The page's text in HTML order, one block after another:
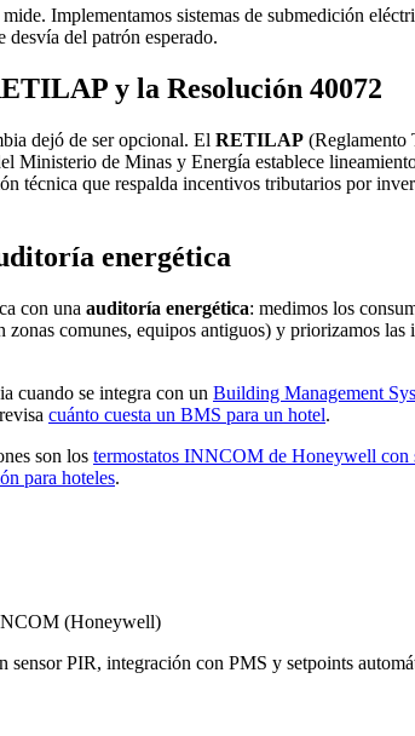
Implementamos sistemas de submedición
desvía del patrón esperado.
y la Resolución 40072
dejó de ser opcional. El RETILAP (Reglamento
Ministerio de Minas y Energía establece
técnica que respalda incentivos tributarios por
energética
con una auditoría energética: medimos los
zonas comunes, equipos antiguos) y priorizamos
cuando se integra con un Building Management
cuánto cuesta un BMS para un hotel.
son los termostatos INNCOM de Honeywell con
para hoteles.
(Honeywell)
sensor PIR, integración con PMS y setpoints